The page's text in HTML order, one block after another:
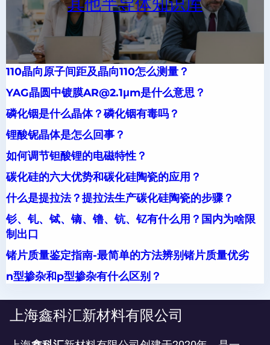
110晶向原子间距及晶向110怎么测量？
YAG晶圆中镀膜AR@2.1μm是什么意思？
磷化铟是什么晶体？磷化铟有毒吗？
锂酸铌晶体是怎么回事？
如何调节钽酸锂的电磁特性？
碳化硅的六大优势和碳化硅陶瓷的应用？
什么是提拉法？提拉法生产碳化硅陶瓷的步骤？
钐、钆、铽、镝、镥、钪、钇有什么用？国内为啥限
制出口
锗片质量鉴定指南-最简单的方法辨别锗片质量优劣
n型掺杂和p型掺杂有什么区别？
上海鑫科汇新材料有限公司